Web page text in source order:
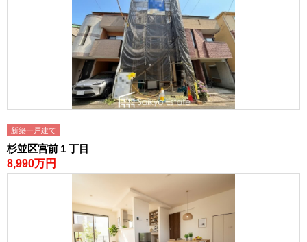
新築一戸建て
杉並区宮前１丁目
8,990万円